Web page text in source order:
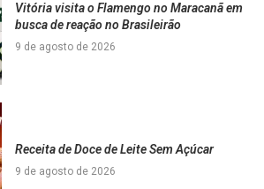
Vitória visita o Flamengo no Maracanã em
busca de reação no Brasileirão
9 de agosto de 2026
Receita de Doce de Leite Sem Açúcar
9 de agosto de 2026